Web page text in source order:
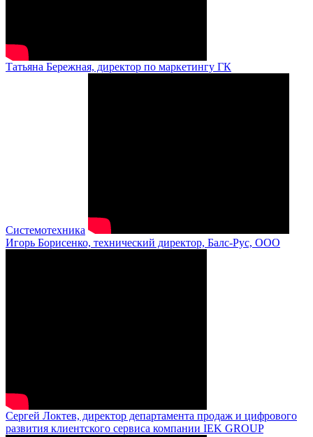
Татьяна Бережная, директор по маркетингу ГК
Системотехника
Игорь Борисенко, технический директор, Балс-Рус, ООО
Сергей Локтев, директор департамента продаж и цифрового
развития клиентского сервиса компании IEK GROUP